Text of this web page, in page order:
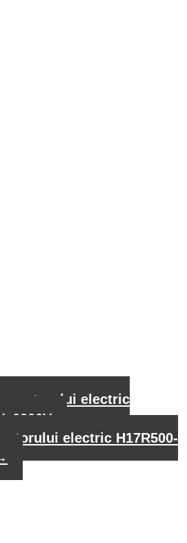
motorului electric
6000V
electric H17R500-